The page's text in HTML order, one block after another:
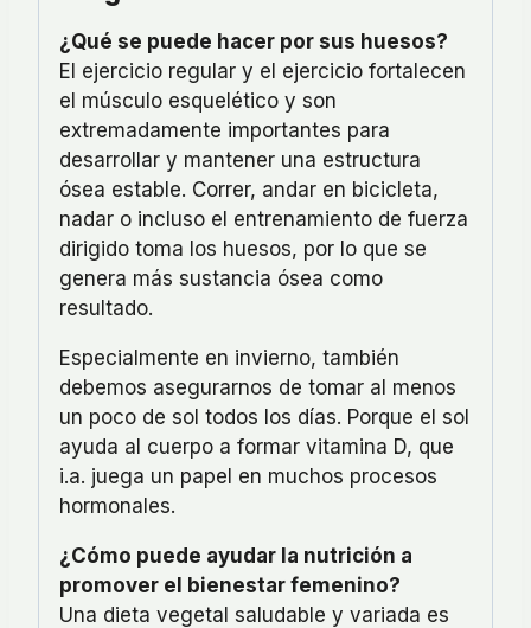
¿Qué se puede hacer por sus huesos?
El ejercicio regular y el ejercicio fortalecen
el músculo esquelético y son
extremadamente importantes para
desarrollar y mantener una estructura
ósea estable. Correr, andar en bicicleta,
nadar o incluso el entrenamiento de fuerza
dirigido toma los huesos, por lo que se
genera más sustancia ósea como
resultado.
Especialmente en invierno, también
debemos asegurarnos de tomar al menos
un poco de sol todos los días. Porque el sol
ayuda al cuerpo a formar vitamina D, que
i.a. juega un papel en muchos procesos
hormonales.
¿Cómo puede ayudar la nutrición a
promover el bienestar femenino?
Una dieta vegetal saludable y variada es